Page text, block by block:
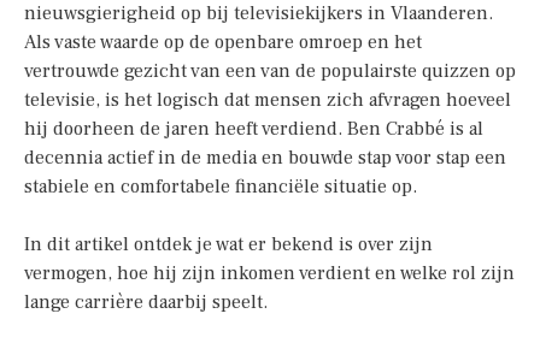
nieuwsgierigheid op bij televisiekijkers in Vlaanderen.
Als vaste waarde op de openbare omroep en het
vertrouwde gezicht van een van de populairste quizzen op
televisie, is het logisch dat mensen zich afvragen hoeveel
hij doorheen de jaren heeft verdiend. Ben Crabbé is al
decennia actief in de media en bouwde stap voor stap een
stabiele en comfortabele financiële situatie op.
In dit artikel ontdek je wat er bekend is over zijn
vermogen, hoe hij zijn inkomen verdient en welke rol zijn
lange carrière daarbij speelt.